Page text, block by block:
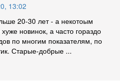
13:02
20-30 лет - а некотоым
новинок, а часто гораздо
по многим показателям, по
Старые-добрые ...